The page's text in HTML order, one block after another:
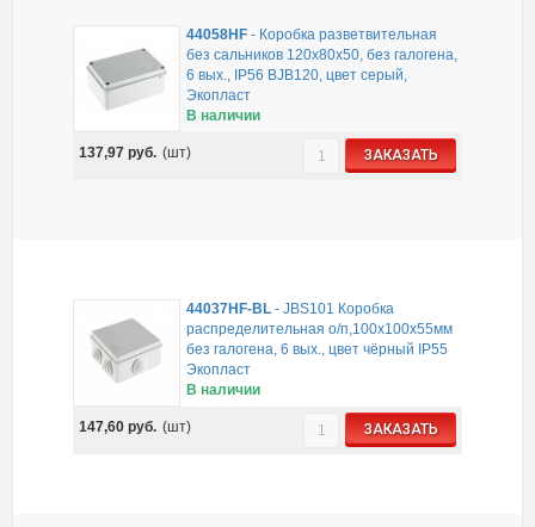
44058HF- Коробка разветвительная
без сальников 120х80х50, без галогена,
6 вых., IP56 BJB120, цвет серый,
Экопласт
В наличии
137,97 руб. (шт) ЗАКАЗАТЬ
44037HF-BL- JBS101 Коробка
распределительная о/п,100х100х55мм
без галогена, 6 вых., цвет чёрный IP55
Экопласт
В наличии
147,60 руб. (шт) ЗАКАЗАТЬ